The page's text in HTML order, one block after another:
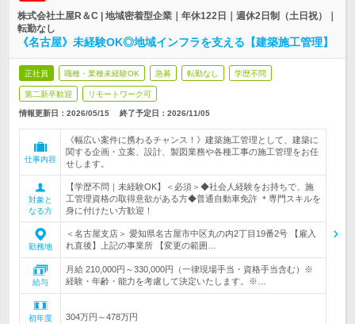
株式会社土屋R＆C | 地域密着型企業｜年休122日｜週休2日制（土日祝）｜
転勤なし
《名古屋》未経験OK◎地域インフラを支える【建築施工管理】
正社員 職種・業種未経験OK 急募 転勤なし 学歴不問
第二新卒歓迎 リモートワーク可
情報更新日：2026/05/15 終了予定日： 2026/11/05
仕事内容
《幅広い案件に携わるチャンス！》建築施工管理として、建築に
関する企画・立案、設計、製図業務や各種工事の施工管理をお任
せします。
対象と
なる方
【学歴不問｜未経験OK】＜必須＞◆社会人経験をお持ちで、施
工管理資格の取得意欲がある方◆普通自動車免許 ＊専門スキルを
身に付けたい方歓迎！
勤務地
＜名古屋支店＞ 愛知県名古屋市中区丸の内2丁目19番2号 【雇入
れ直後】上記の事業所 【変更の範囲…
給与
月給 210,000円～330,000円（一律現場手当・資格手当含む）※
経験・年齢・能力を考慮して決定いたします。※…
初年度
304万円～478万円